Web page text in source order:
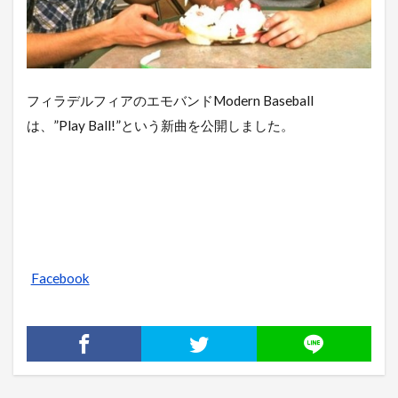
フィラデルフィアのエモバンドModern Baseball
は、”Play Ball!”という新曲を公開しました。
Facebook